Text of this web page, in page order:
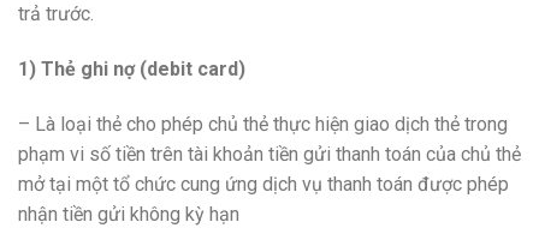
trả trước.
1) Thẻ ghi nợ (debit card)
– Là loại thẻ cho phép chủ thẻ thực hiện giao dịch thẻ trong
phạm vi số tiền trên tài khoản tiền gửi thanh toán của chủ thẻ
mở tại một tổ chức cung ứng dịch vụ thanh toán được phép
nhận tiền gửi không kỳ hạn